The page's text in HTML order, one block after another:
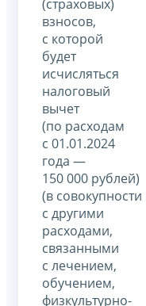
(страховых)
взносов,
с которой
будет
исчисляться
налоговый
вычет
(по расходам
с 01.01.2024
года —
150 000 рублей)
(в совокупности
с другими
расходами,
связанными
с лечением,
обучением,
физкультурно-